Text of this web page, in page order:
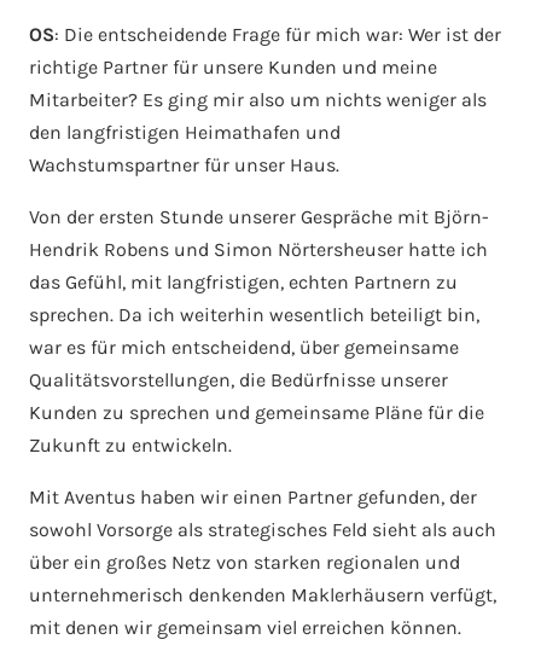
OS: Die entscheidende Frage für mich war: Wer ist der
richtige Partner für unsere Kunden und meine
Mitarbeiter? Es ging mir also um nichts weniger als
den langfristigen Heimathafen und
Wachstumspartner für unser Haus.
Von der ersten Stunde unserer Gespräche mit Björn-
Hendrik Robens und Simon Nörtersheuser hatte ich
das Gefühl, mit langfristigen, echten Partnern zu
sprechen. Da ich weiterhin wesentlich beteiligt bin,
war es für mich entscheidend, über gemeinsame
Qualitätsvorstellungen, die Bedürfnisse unserer
Kunden zu sprechen und gemeinsame Pläne für die
Zukunft zu entwickeln.
Mit Aventus haben wir einen Partner gefunden, der
sowohl Vorsorge als strategisches Feld sieht als auch
über ein großes Netz von starken regionalen und
unternehmerisch denkenden Maklerhäusern verfügt,
mit denen wir gemeinsam viel erreichen können.